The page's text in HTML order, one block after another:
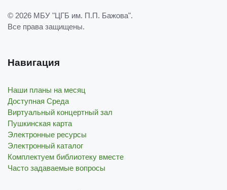
© 2026 МБУ "ЦГБ им. П.П. Бажова".
Все права защищены.
Навигация
Наши планы на месяц
Доступная Среда
Виртуальный концертный зал
Пушкинская карта
Электронные ресурсы
Электронный каталог
Комплектуем библиотеку вместе
Часто задаваемые вопросы